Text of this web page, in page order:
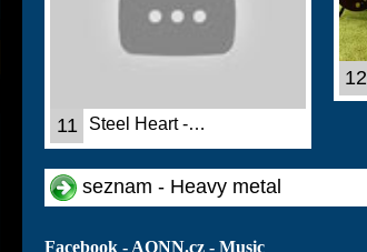
11 Steel Heart -…
12
seznam - Heavy metal
Facebook - AONN.cz - Music